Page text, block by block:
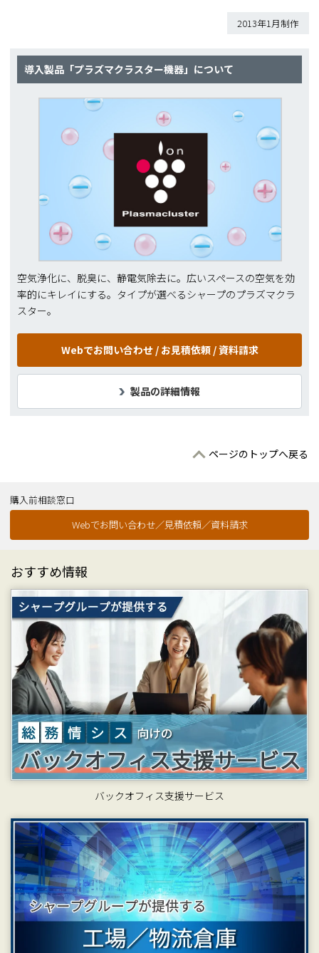
2013年1月制作
導入製品「プラズマクラスター機器」について
空気浄化に、脱臭に、静電気除去に。広いスペースの空気を効
率的にキレイにする。タイプが選べるシャープのプラズマクラ
スター。
Webでお問い合わせ / お見積依頼 / 資料請求
製品の詳細情報
ページのトップへ戻る
購入前相談窓口
Webでお問い合わせ／見積依頼／資料請求
おすすめ情報
バックオフィス支援サービス